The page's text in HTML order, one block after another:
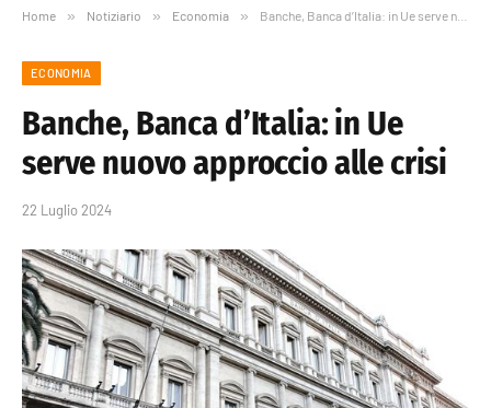
Home » Notiziario » Economia » Banche, Banca d’Italia: in Ue serve nuovo approccio alle crisi
ECONOMIA
Banche, Banca d’Italia: in Ue
serve nuovo approccio alle crisi
22 Luglio 2024